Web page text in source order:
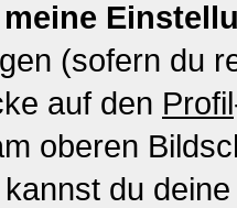
(sofern du
auf den Profil
oberen
du